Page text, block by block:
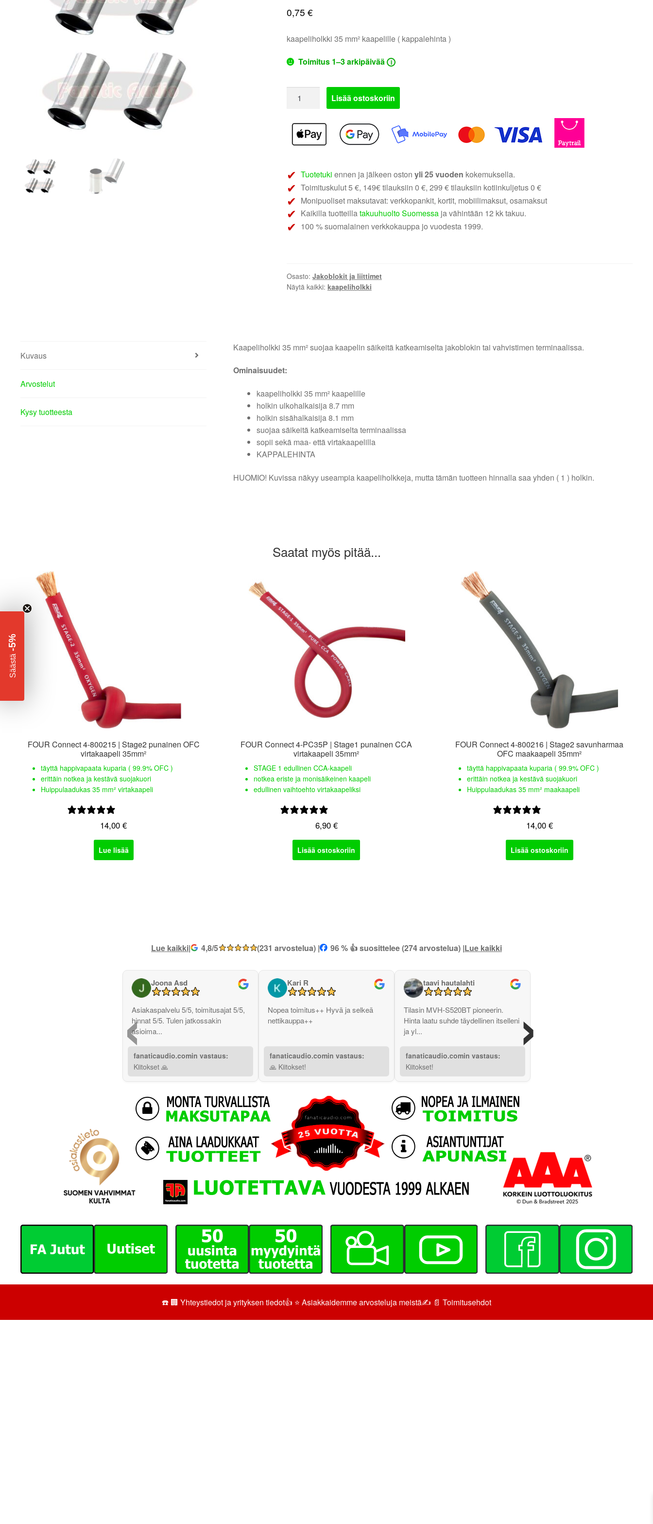
0,75 €
kaapeliholkki 35 mm² kaapelille ( kappalehinta )
Toimitus 1–3 arkipäivää i
Kaapeliholkki
määrä
Lisää ostoskoriin
Tuotetuki ennen ja jälkeen oston yli 25 vuoden kokemuksella.
Toimituskulut 5 €, 149€ tilauksiin 0 €, 299 € tilauksiin kotiinkuljetus 0 €
Monipuoliset maksutavat: verkkopankit, kortit, mobiilimaksut, osamaksut
Kaikilla tuotteillatakuuhuolto Suomessaja vähintään 12 kk takuu.
100 % suomalainen verkkokauppa jo vuodesta 1999.
Osasto: Jakoblokit ja liittimet
Näytä kaikki: kaapeliholkki
Kuvaus
Arvostelut
Kysy tuotteesta
Kaapeliholkki 35 mm² suojaa kaapelin säikeitä katkeamiselta jakoblokin tai vahvistimen terminaalissa.
Ominaisuudet:
kaapeliholkki 35 mm² kaapelille
holkin ulkohalkaisija 8.7 mm
holkin sisähalkaisija 8.1 mm
suojaa säikeitä katkeamiselta terminaalissa
sopii sekä maa- että virtakaapelilla
KAPPALEHINTA
HUOMIO! Kuvissa näkyy useampia kaapeliholkkeja, mutta tämän tuotteen hinnalla saa yhden ( 1 ) holkin.
Saatat myös pitää...
FOUR Connect 4-800215 | Stage2 punainen OFC
virtakaapeli 35mm²
täyttä happivapaata kuparia ( 99.9% OFC )
erittäin notkea ja kestävä suojakuori
Huippulaadukas 35 mm² virtakaapeli
14,00€
Lue lisää
FOUR Connect 4-PC35P | Stage1 punainen CCA
virtakaapeli 35mm²
STAGE 1 edullinen CCA-kaapeli
notkea eriste ja monisäikeinen kaapeli
edullinen vaihtoehto virtakaapeliksi
6,90 €
Lisää ostoskoriin
FOUR Connect 4-800216 | Stage2 savunharmaa
OFC maakaapeli 35mm²
täyttä happivapaata kuparia ( 99.9% OFC )
erittäin notkea ja kestävä suojakuori
Huippulaadukas 35 mm² maakaapeli
14,00 €
Lisää ostoskoriin
Lue kaikki| 4,8/5 (231 arvostelua) | 96 % 👍 suosittelee (274 arvostelua) |Lue kaikki
‹
Joona Asd
Asiakaspalvelu 5/5, toimitusajat 5/5,
hinnat 5/5. Tulen jatkossakin
asioima...
fanaticaudio.comin vastaus:
Kiitokset 🙏
Kari R
Nopea toimitus++ Hyvä ja selkeä
nettikauppa++
fanaticaudio.comin vastaus:
🙏 Kiitokset!
taavi hautalahti
Tilasin MVH-S520BT pioneerin.
Hinta laatu suhde täydellinen itselleni
ja yl...
fanaticaudio.comin vastaus:
Kiitokset!
›
☎️ 🏢 Yhteystiedot ja yrityksen tiedot👍 ⭐ Asiakkaidemme arvosteluja meistä✍️ 📄 Toimitusehdot
Säästä
-5%